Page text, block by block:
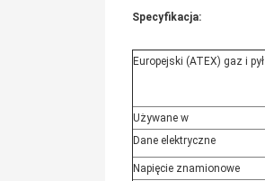
Specyfikacja:
Europejski (ATEX) gaz i pył
Używane w
Dane elektryczne
Napięcie znamionowe